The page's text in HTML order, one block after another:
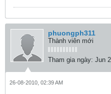
phuongph311
Thành viên mới
Tham gia ngày: Jun
26-08-2010, 02:39 AM